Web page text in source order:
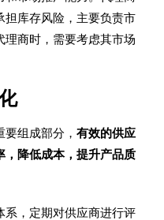
担库存风险，主要负责市
理商时，需要考虑其市场
要组成部分，有效的供应
，降低成本，提升产品质
系，定期对供应商进行评